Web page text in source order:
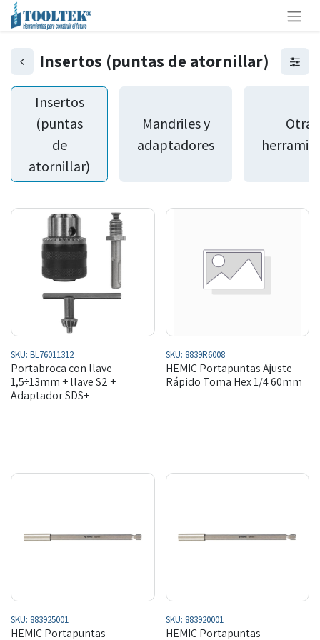
Insertos (puntas de atornillar)
Insertos
(puntas
de
atornillar)
Mandriles y
adaptadores
Otras
SKU: BL76011312
Portabroca con llave
1,5÷13mm + llave S2 +
Adaptador SDS+
SKU: 8839R6008
HEMIC Portapuntas Ajuste
Rápido Toma Hex 1/4 60mm
SKU: 883925001
HEMIC Portapuntas
SKU: 883920001
HEMIC Portapuntas